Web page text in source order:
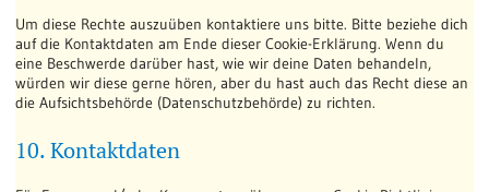
Um diese Rechte auszuüben kontaktiere uns bitte. Bitte beziehe dich
auf die Kontaktdaten am Ende dieser Cookie-Erklärung. Wenn du
eine Beschwerde darüber hast, wie wir deine Daten behandeln,
würden wir diese gerne hören, aber du hast auch das Recht diese an
die Aufsichtsbehörde (Datenschutzbehörde) zu richten.
10. Kontaktdaten